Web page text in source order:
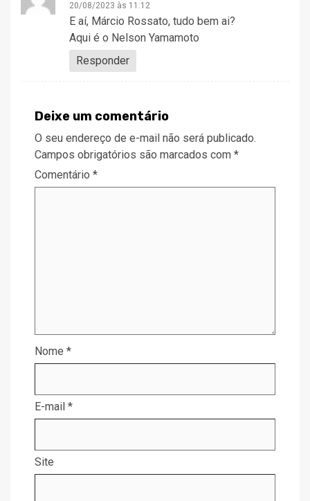
20/08/2023 às 11:12
E aí, Márcio Rossato, tudo bem ai?
Aqui é o Nelson Yamamoto
Responder
Deixe um comentário
O seu endereço de e-mail não será publicado.
Campos obrigatórios são marcados com *
Comentário *
Nome *
E-mail *
Site